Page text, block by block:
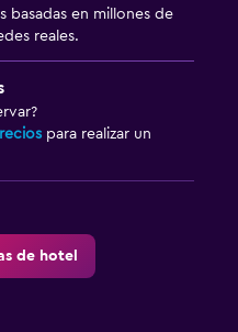
basadas en millones de
reales.
para realizar un
de hotel